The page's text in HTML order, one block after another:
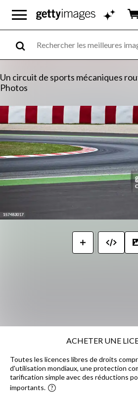
Un circuit de sports mécaniques
Photos
ACHETER UNE
Toutes les licences libres de droits
d'utilisation mondiaux, une protection
tarification simple avec des réductions
importants.